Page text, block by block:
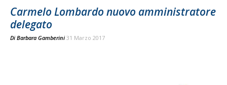
Carmelo Lombardo nuovo amministratore
delegato
Di Barbara Gamberini 31 Marzo 2017